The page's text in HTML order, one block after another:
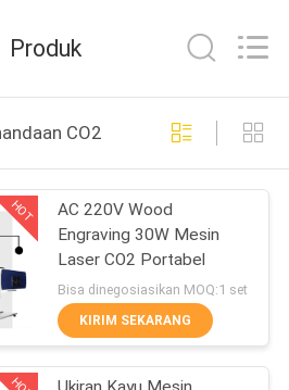
Logam
131
11
Produk
CO2
HOT
AC 220V Wood
Engraving 30W Mesin
Laser CO2 Portabel
Bisa dinegosiasikan MOQ:1 set
KIRIM SEKARANG